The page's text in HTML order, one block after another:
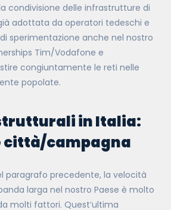
condivisione delle infrastrutture di
adottata da operatori tedeschi e
sperimentazione anche nel nostro
Tim/Vodafone e
congiuntamente le reti nelle
popolate.
in Italia:
città/campagna
paragrafo precedente, la velocità
larga nel nostro Paese è molto
molti fattori. Quest’ultima